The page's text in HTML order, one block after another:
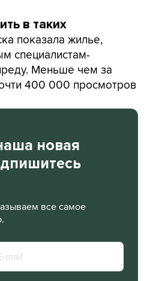
в таких
показала жилье,
специалистам-
Меньше чем за
400 000 просмотров
новая
все самое